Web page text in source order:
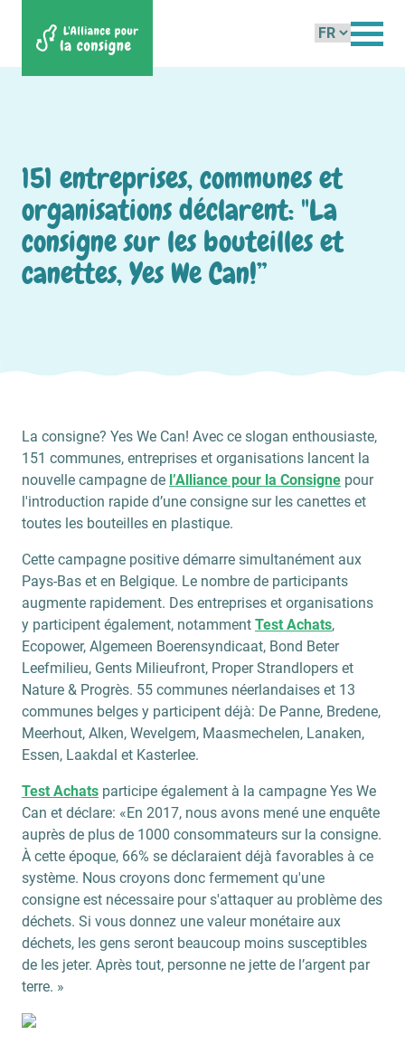
Choisir
151 entreprises, communes et
organisations déclarent: "La
consigne sur les bouteilles et
canettes, Yes We Can!”
La consigne? Yes We Can! Avec ce slogan enthousiaste,
151 communes, entreprises et organisations lancent la
nouvelle campagne de l’Alliance pour la Consigne pour
l'introduction rapide d’une consigne sur les canettes et
toutes les bouteilles en plastique.
Cette campagne positive démarre simultanément aux
Pays-Bas et en Belgique. Le nombre de participants
augmente rapidement. Des entreprises et organisations
y participent également, notamment Test Achats,
Ecopower, Algemeen Boerensyndicaat, Bond Beter
Leefmilieu, Gents Milieufront, Proper Strandlopers et
Nature & Progrès. 55 communes néerlandaises et 13
communes belges y participent déjà: De Panne, Bredene,
Meerhout, Alken, Wevelgem, Maasmechelen, Lanaken,
Essen, Laakdal et Kasterlee.
Test Achats participe également à la campagne Yes We
Can et déclare: «En 2017, nous avons mené une enquête
auprès de plus de 1000 consommateurs sur la consigne.
À cette époque, 66% se déclaraient déjà favorables à ce
système. Nous croyons donc fermement qu'une
consigne est nécessaire pour s'attaquer au problème des
déchets. Si vous donnez une valeur monétaire aux
déchets, les gens seront beaucoup moins susceptibles
de les jeter. Après tout, personne ne jette de l’argent par
terre. »